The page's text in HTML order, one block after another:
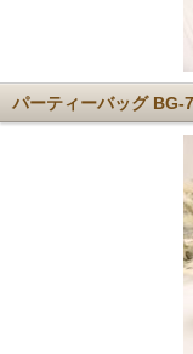
パーティーバッグ BG-